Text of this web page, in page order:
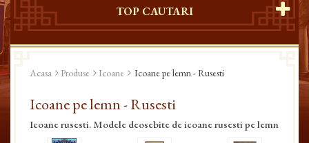
TOP CAUTARI
Acasa Produse Icoane Icoane pe lemn - Rusesti
Icoane pe lemn - Rusesti
Icoane rusesti. Modele deosebite de icoane rusesti pe lemn